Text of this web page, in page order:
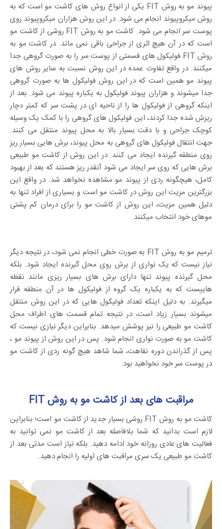
پیوند مو به روش FIT یکی از انواع روش های کاشت مو است که به
روش میکروپیوند انجام می شود. در این روش هزاران میکروپیوند روی
پوست سر انجام می شود. کاشت مو به روش FIT روشی از کاشت مو
است که در آن هیچ اثری از جراحی باقی نمی ماند. در کاشت مو به
روش FIT فولیکول های قسمتی از پوست سر را به صورت گروهی جدا
میکنند. در واقع تفاوت عمده در این روش نسبت به سایر روش های
پیوند مو همین است که در این روش فولیکول ها به صورت گروهی
جدا میشوند و هزاران پیوند فولیکول به یکباره پیوند می شود. بعد از
اینکه گروهی از فولیکول ها را از ناحیه ای در پشت سر که کمتر دچار
ریزش شده جدا کردند، این فولیکول های گروهی را با کمک یک وسیله
کوچک جراحی و با دقت بسیار بالا به محل پیوند منتقل می کنند.
جهت انتقال فولیکول های گروهی به محل پیوند، برش هایی بسیار ریز
روی منطقه گیرنده ایجاد می کنند. در این روش از کاشت مو طبیعی
برش هایی که روی سر ایجاد می شود آنقدر ریز هستند که بعد از بهبود
کامل، هیچگونه ردی از پیوند مو مشاهده نخواهد شد. در واقع این
بزرگترین مزیت این روش در کاشت مو است و بسیاری از افراد تنها به
دلیل همین مزیت، این روش از کاشت مو را برای درمان کم پشتی
موهای خود انتخاب میکنند.
ترمیم مو به روش FIT به صورت خطی انجام نمی شود، در نتیجه دیگر
نیاز نیست که یک نواری از برش روی محل گیرنده ایجاد شود. بلکه
محل گیرنده پیوند تنها دارای برش های بسیار ریزی مانند نقطه
هاییست که به یکباره یک گروه از فولیکول ها در آن منطقه قرار
میگیرند. به دلیل اینکه تعداد فولیکول هایی که در این روش منتقل
میشوند بسیار زیاد است، در نتیجه تمام قسمت های اطراف محل
کاشت مو طبیعی را نیز پوشش میدهد. بنابراین دیگر نیازی نیست که
کاشت مو به صورت نواری انجام شود. پس در این روش از پیوند مو ،
پس از گذراندن دوره نقاهت، شما شاهد هیچ گونه ردی از کاشت مو
در پوست سر خود نخواهید بود.
مراقبت های بعد از کاشت مو به روش FIT
کاشت مو به روش FIT روشی بسیار جدید از کاشت مو است؛ بنابراین
لازم است بدانید که شما بلافاصله بعد از کاشت مو نمی توانید به
فعالیت های عادی روزانه خود ادامه دهید. بلکه نیاز است مدتی بعد از
کاشت مو طبیعی یک سری مراقبت های اولیه را انجام دهید.